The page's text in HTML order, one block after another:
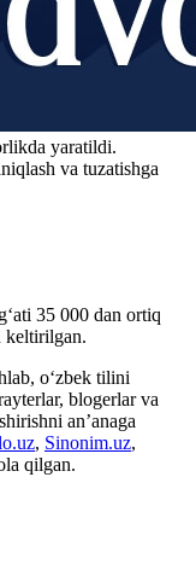
yaratildi.
va tuzatishga
35 000 dan ortiq
keltirilgan.
o‘zbek tilini
blogerlar va
an’anaga
, Sinonim.uz,
qilgan.